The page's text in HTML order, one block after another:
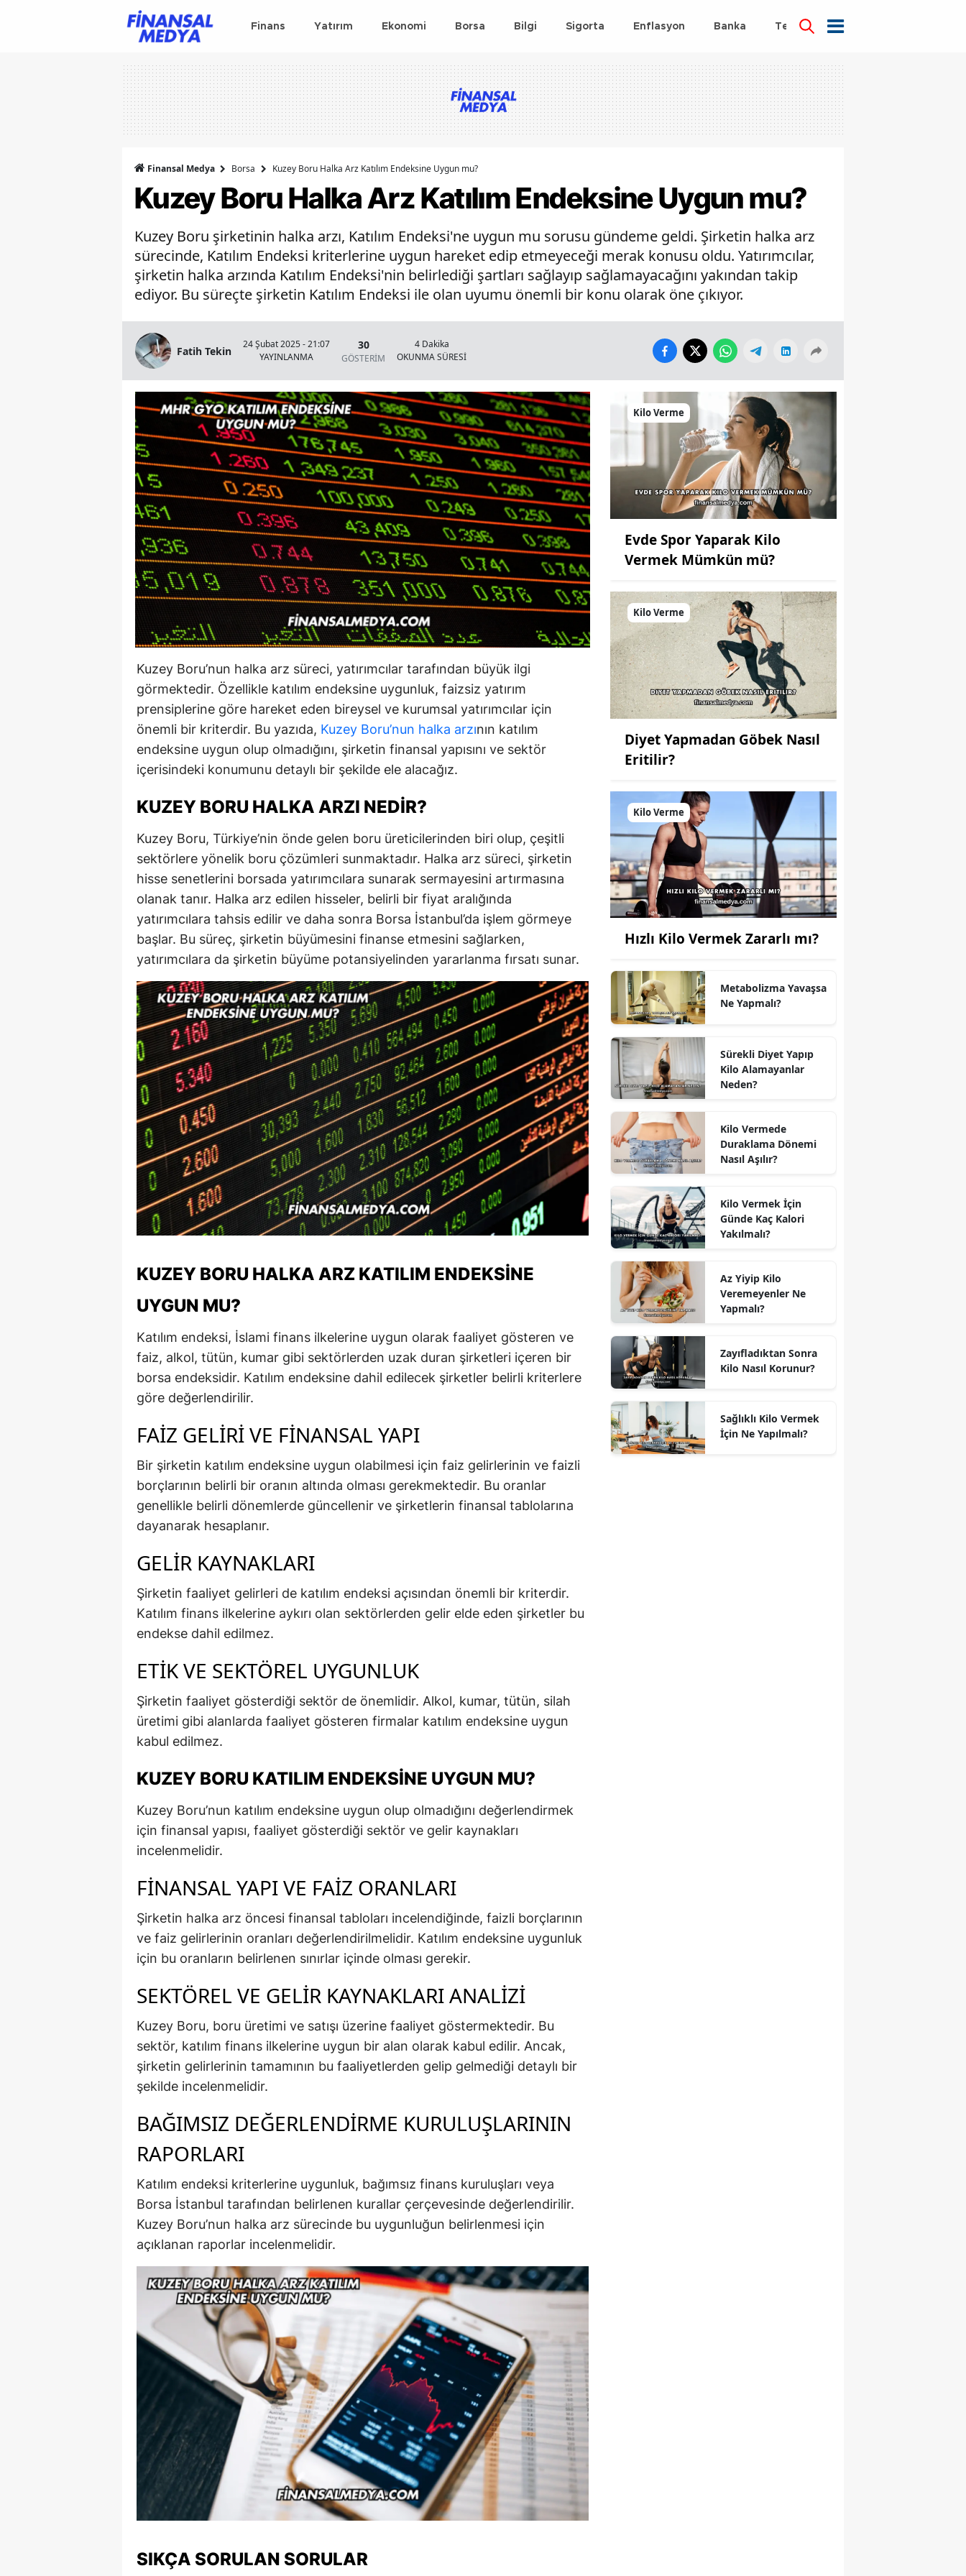
Finans Yatırım Ekonomi Borsa Bilgi Sigorta Enflasyon Banka Teknoloji
Finansal Medya Borsa Kuzey Boru Halka Arz Katılım Endeksine Uygun mu?
Kuzey Boru Halka Arz Katılım Endeksine Uygun mu?
Kuzey Boru şirketinin halka arzı, Katılım Endeksi'ne uygun mu sorusu gündeme geldi. Şirketin halka arz
sürecinde, Katılım Endeksi kriterlerine uygun hareket edip etmeyeceği merak konusu oldu. Yatırımcılar,
şirketin halka arzında Katılım Endeksi'nin belirlediği şartları sağlayıp sağlamayacağını yakından takip
ediyor. Bu süreçte şirketin Katılım Endeksi ile olan uyumu önemli bir konu olarak öne çıkıyor.
Fatih Tekin
24 Şubat 2025 - 21:07
YAYINLANMA
30
GÖSTERİM
4 Dakika
OKUNMA SÜRESİ
Kuzey Boru’nun halka arz süreci, yatırımcılar tarafından büyük ilgi
görmektedir. Özellikle katılım endeksine uygunluk, faizsiz yatırım
prensiplerine göre hareket eden bireysel ve kurumsal yatırımcılar için
önemli bir kriterdir. Bu yazıda, Kuzey Boru’nun halka arzının katılım
endeksine uygun olup olmadığını, şirketin finansal yapısını ve sektör
içerisindeki konumunu detaylı bir şekilde ele alacağız.
KUZEY BORU HALKA ARZI NEDIR?
Kuzey Boru, Türkiye’nin önde gelen boru üreticilerinden biri olup, çeşitli
sektörlere yönelik boru çözümleri sunmaktadır. Halka arz süreci, şirketin
hisse senetlerini borsada yatırımcılara sunarak sermayesini artırmasına
olanak tanır. Halka arz edilen hisseler, belirli bir fiyat aralığında
yatırımcılara tahsis edilir ve daha sonra Borsa İstanbul’da işlem görmeye
başlar. Bu süreç, şirketin büyümesini finanse etmesini sağlarken,
yatırımcılara da şirketin büyüme potansiyelinden yararlanma fırsatı sunar.
KUZEY BORU HALKA ARZ KATILIM ENDEKSINE
UYGUN MU?
Katılım endeksi, İslami finans ilkelerine uygun olarak faaliyet gösteren ve
faiz, alkol, tütün, kumar gibi sektörlerden uzak duran şirketleri içeren bir
borsa endeksidir. Katılım endeksine dahil edilecek şirketler belirli kriterlere
göre değerlendirilir.
FAIZ GELIRI VE FINANSAL YAPI
Bir şirketin katılım endeksine uygun olabilmesi için faiz gelirlerinin ve faizli
borçlarının belirli bir oranın altında olması gerekmektedir. Bu oranlar
genellikle belirli dönemlerde güncellenir ve şirketlerin finansal tablolarına
dayanarak hesaplanır.
GELIR KAYNAKLARI
Şirketin faaliyet gelirleri de katılım endeksi açısından önemli bir kriterdir.
Katılım finans ilkelerine aykırı olan sektörlerden gelir elde eden şirketler bu
endekse dahil edilmez.
ETIK VE SEKTÖREL UYGUNLUK
Şirketin faaliyet gösterdiği sektör de önemlidir. Alkol, kumar, tütün, silah
üretimi gibi alanlarda faaliyet gösteren firmalar katılım endeksine uygun
kabul edilmez.
KUZEY BORU KATILIM ENDEKSINE UYGUN MU?
Kuzey Boru’nun katılım endeksine uygun olup olmadığını değerlendirmek
için finansal yapısı, faaliyet gösterdiği sektör ve gelir kaynakları
incelenmelidir.
FINANSAL YAPI VE FAIZ ORANLARI
Şirketin halka arz öncesi finansal tabloları incelendiğinde, faizli borçlarının
ve faiz gelirlerinin oranları değerlendirilmelidir. Katılım endeksine uygunluk
için bu oranların belirlenen sınırlar içinde olması gerekir.
SEKTÖREL VE GELIR KAYNAKLARI ANALIZI
Kuzey Boru, boru üretimi ve satışı üzerine faaliyet göstermektedir. Bu
sektör, katılım finans ilkelerine uygun bir alan olarak kabul edilir. Ancak,
şirketin gelirlerinin tamamının bu faaliyetlerden gelip gelmediği detaylı bir
şekilde incelenmelidir.
BAĞIMSIZ DEĞERLENDIRME KURULUŞLARININ
RAPORLARI
Katılım endeksi kriterlerine uygunluk, bağımsız finans kuruluşları veya
Borsa İstanbul tarafından belirlenen kurallar çerçevesinde değerlendirilir.
Kuzey Boru’nun halka arz sürecinde bu uygunluğun belirlenmesi için
açıklanan raporlar incelenmelidir.
SIKÇA SORULAN SORULAR
Kilo Verme
Evde Spor Yaparak Kilo
Vermek Mümkün mü?
Kilo Verme
Diyet Yapmadan Göbek Nasıl
Eritilir?
Kilo Verme
Hızlı Kilo Vermek Zararlı mı?
Metabolizma Yavaşsa
Ne Yapmalı?
Sürekli Diyet Yapıp
Kilo Alamayanlar
Neden?
Kilo Vermede
Duraklama Dönemi
Nasıl Aşılır?
Kilo Vermek İçin
Günde Kaç Kalori
Yakılmalı?
Az Yiyip Kilo
Veremeyenler Ne
Yapmalı?
Zayıfladıktan Sonra
Kilo Nasıl Korunur?
Sağlıklı Kilo Vermek
İçin Ne Yapılmalı?